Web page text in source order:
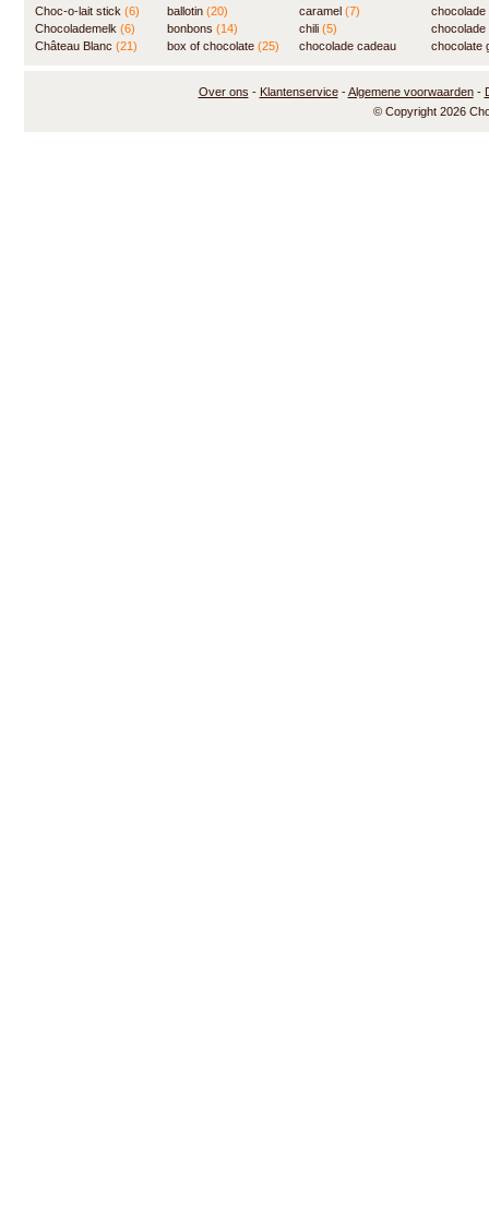
(84)
Choc-o-lait stick (6)
Chocolademelk (6)
Château Blanc (21)
ballotin (20)
bonbons (14)
box of chocolate (25)
(8)
caramel (7)
chili (5)
chocolade cadeau
chocolate
Over ons - Klantenservice-Algemene voorwaarden-
© Copyright 2026